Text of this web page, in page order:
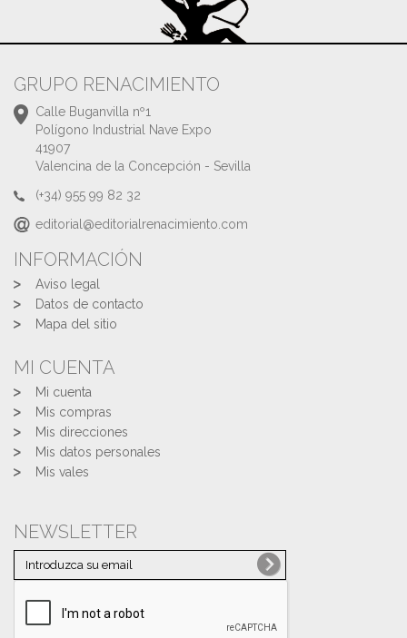
GRUPO RENACIMIENTO
Calle Buganvilla nº1
Polígono Industrial Nave Expo
41907
Valencina de la Concepción - Sevilla
(+34) 955 99 82 32
editorial@editorialrenacimiento.com
INFORMACIÓN
Aviso legal
Datos de contacto
Mapa del sitio
MI CUENTA
Mi cuenta
Mis compras
Mis direcciones
Mis datos personales
Mis vales
NEWSLETTER